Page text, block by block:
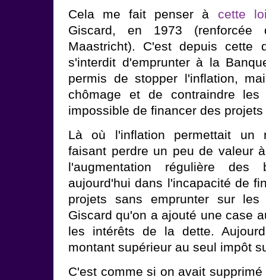
Cela me fait penser à cette
Giscard, en 1973
Maastricht). C'est depuis cette
s'interdit d'emprunter à la
permis de stopper l'inflation,
chômage et de contraindre les
impossible de financer des
Là où l'inflation permettait un
faisant perdre un peu de valeur
l'augmentation régulière
aujourd'hui dans l'incapacité de
projets sans emprunter sur les
Giscard qu'on a ajouté une case
les intérêts de la dette.
montant supérieur au seul impôt
C'est comme si on avait